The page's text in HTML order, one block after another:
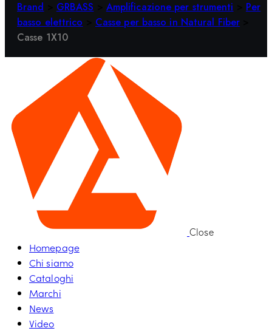
Brand GRBASS Amplificazione per strumenti
Per
basso elettrico
Casse per basso in Natural Fiber
Casse 1X10
Close
Homepage
Chi siamo
Cataloghi
Marchi
News
Video